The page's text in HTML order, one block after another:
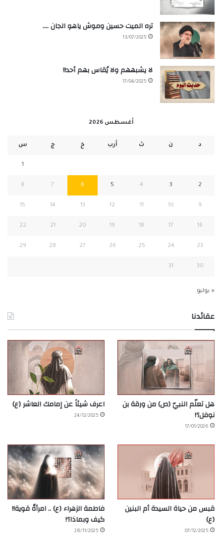
تره الميت حسين وموش ياهو الجان ….
13/07/2025
لا يشبههم ولا يُقاس بهم أحد!!
17/04/2025
أغسطس 2026
د ن ث أرب خ ج س
1
2
3
4
5
6
7
8
9
10
11
12
13
14
15
16
17
18
19
20
21
22
23
24
25
26
27
28
29
30
31
« يوليو
عقائدنا
هل تعلّم النبيّ (ص) من ورقة بن
نوفل؟!
17/01/2026
اعرف شيئاً عن إمامك العاشر (ع)
24/12/2025
قبس من حياة السيدة أم البنين
(ع)
07/12/2025
فاطمة الزهراء (ع) .. امرأةٌ قوية!!
كيف وبماذا؟!
28/11/2025